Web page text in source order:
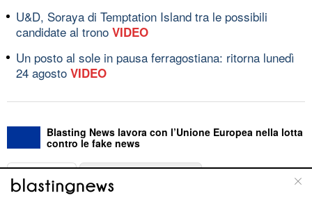
U&D, Soraya di Temptation Island tra le possibili
candidate al trono VIDEO
Un posto al sole in pausa ferragostiana: ritorna lunedì
24 agosto VIDEO
Blasting News lavora con l’Unione Europea nella lotta
contro le fake news
ABOUT